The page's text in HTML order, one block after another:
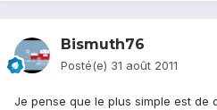
Bismuth76
Posté(e) 31 août 2011
Je pense que le plus simple est de